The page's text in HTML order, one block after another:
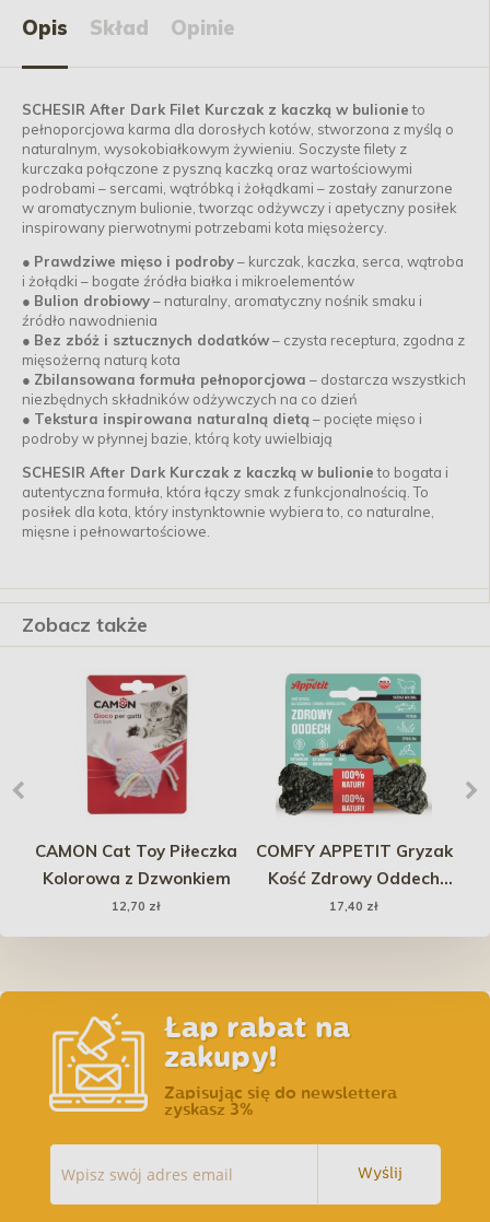
Opis Skład Opinie
SCHESIR After Dark Filet Kurczak z kaczką w bulionieto
pełnoporcjowa karma dla dorosłych kotów, stworzona z myślą o
naturalnym, wysokobiałkowym żywieniu. Soczyste filety z
kurczaka połączone z pyszną kaczką oraz wartościowymi
podrobami – sercami, wątróbką i żołądkami – zostały zanurzone
w aromatycznym bulionie, tworząc odżywczy i apetyczny posiłek
inspirowany pierwotnymi potrzebami kota mięsożercy.
● Prawdziwe mięso i podroby– kurczak, kaczka, serca, wątroba
i żołądki – bogate źródła białka i mikroelementów
● Bulion drobiowy– naturalny, aromatyczny nośnik smaku i
źródło nawodnienia
● Bez zbóż i sztucznych dodatków– czysta receptura, zgodna z
mięsożerną naturą kota
● Zbilansowana formuła pełnoporcjowa – dostarcza wszystkich
niezbędnych składników odżywczych na co dzień
● Tekstura inspirowana naturalną dietą – pocięte mięso i
podroby w płynnej bazie, którą koty uwielbiają
SCHESIR After Dark Kurczak z kaczką w bulionieto bogata i
autentyczna formuła, która łączy smak z funkcjonalnością. To
posiłek dla kota, który instynktownie wybiera to, co naturalne,
mięsne i pełnowartościowe.
Zobacz także
CAMON Cat Toy Piłeczka
Kolorowa z Dzwonkiem
12,70 zł
COMFY APPETIT Gryzak
Kość Zdrowy Oddech
12cm 55g
17,40 zł
Łap rabat na
zakupy!
Zapisując się do newslettera
zyskasz 3%
Wyślij